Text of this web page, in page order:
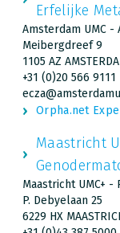
Erfelijke
Amsterdam UMC -
Meibergdreef 9
1105 AZ
+31 (0)20 566 9111
Orpha.net
Maastricht
Maastricht UMC+
P. Debyelaan 25
6229 HX